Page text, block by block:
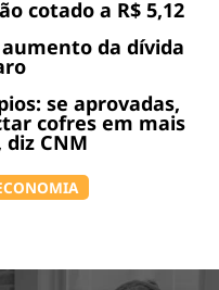
cotado a R$ 5,12
da dívida
se aprovadas,
cofres em mais
diz CNM